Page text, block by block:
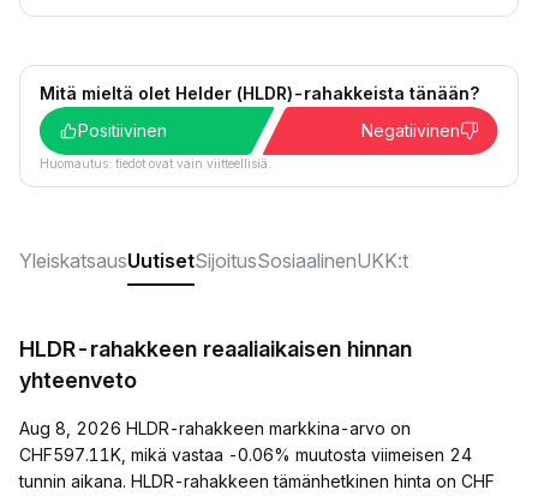
Mitä mieltä olet Helder (HLDR)-rahakkeista tänään?
Positiivinen
Negatiivinen
Huomautus: tiedot ovat vain viitteellisiä.
YleiskatsausUutisetSijoitusSosiaalinenUKK:t
HLDR-rahakkeen reaaliaikaisen hinnan
yhteenveto
Aug 8, 2026 HLDR-rahakkeen markkina-arvo on
CHF597.11K, mikä vastaa -0.06% muutosta viimeisen 24
tunnin aikana. HLDR-rahakkeen tämänhetkinen hinta on CHF